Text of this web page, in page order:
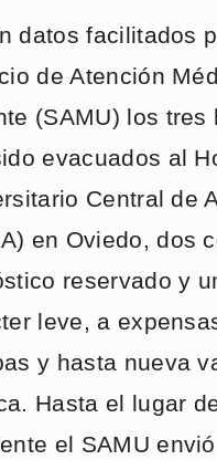
datos facilitados
de Atención
(SAMU) los tres
evacuados al
Central de
en Oviedo, dos
reservado y
leve, a
y hasta nueva
Hasta el lugar
el SAMU